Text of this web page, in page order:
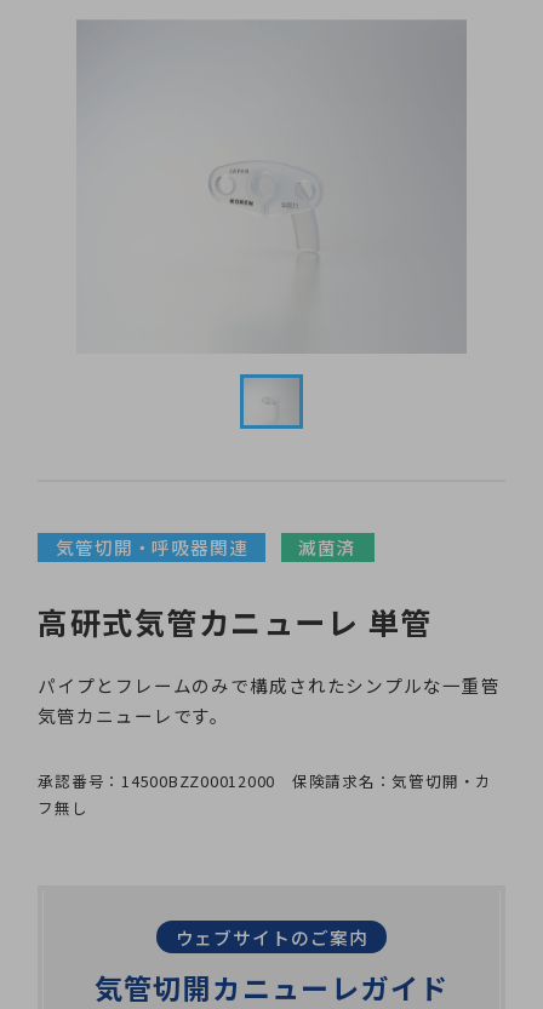
気管切開・呼吸器関連 滅菌済
高研式気管カニューレ 単管
パイプとフレームのみで構成されたシンプルな一重管
気管カニューレです。
承認番号：14500BZZ00012000 保険請求名：気管切開・カ
フ無し
ウェブサイトのご案内
気管切開カニューレガイド